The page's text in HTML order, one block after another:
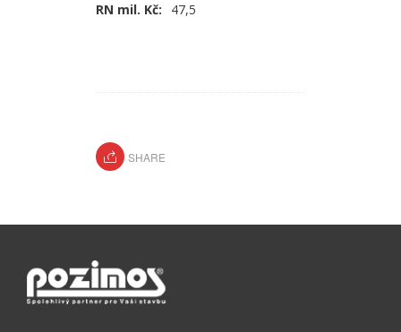
RN mil. Kč:
47,5
SHARE